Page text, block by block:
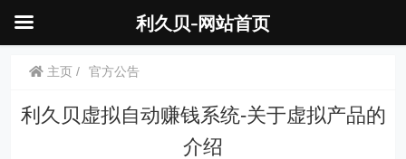
主页 官方公告
利久贝虚拟自动赚钱系统-关于虚拟产品的
介绍
利久贝-网站首页